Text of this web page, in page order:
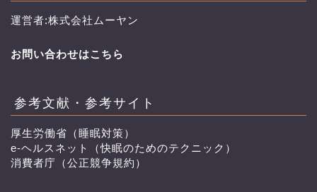
運営者:株式会社ムーヤン
お問い合わせはこちら
参考文献・参考サイト
厚生労働省（睡眠対策）
e-ヘルスネット（快眠のためのテクニック）
消費者庁（公正競争規約）